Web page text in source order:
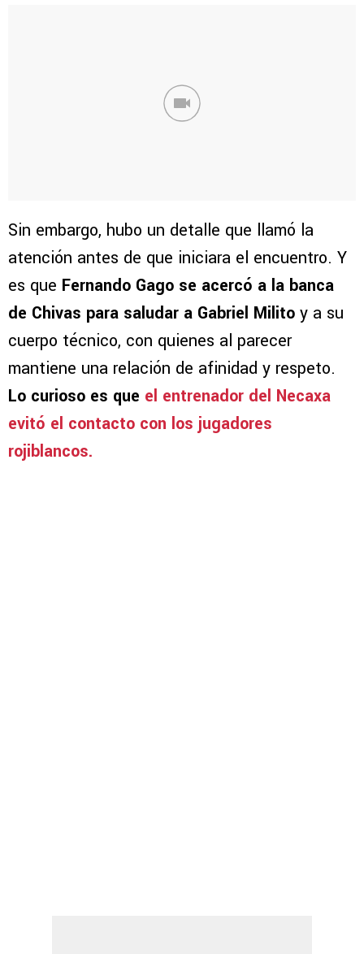
Sin embargo, hubo un detalle que llamó la
atención antes de que iniciara el encuentro. Y
es que Fernando Gago se acercó a la banca
de Chivas para saludar a Gabriel Milito y a su
cuerpo técnico, con quienes al parecer
mantiene una relación de afinidad y respeto.
Lo curioso es que el entrenador del Necaxa
evitó el contacto con los jugadores
rojiblancos.